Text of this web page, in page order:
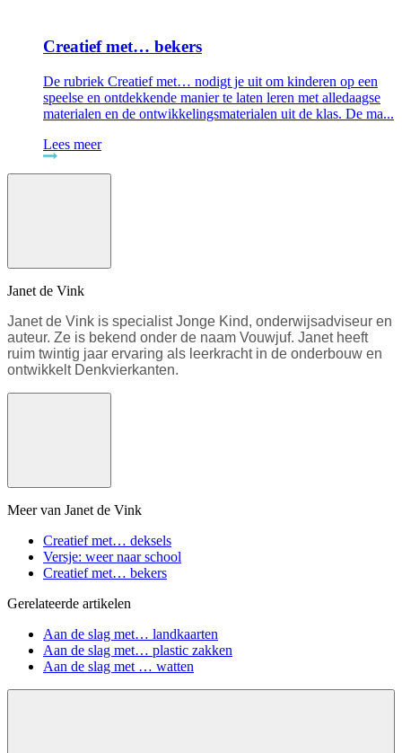
Creatief met… bekers
De rubriek Creatief met… nodigt je uit om kinderen op een
speelse en ontdekkende manier te laten leren met alledaagse
materialen en de ontwikkelingsmaterialen uit de klas. De ma...
Lees meer
Janet de Vink
Janet de Vink is specialist Jonge Kind, onderwijsadviseur en
auteur. Ze is bekend onder de naam Vouwjuf. Janet heeft
ruim twintig jaar ervaring als leerkracht in de onderbouw en
ontwikkelt Denkvierkanten.
Meer van Janet de Vink
Creatief met… deksels
Versje: weer naar school
Creatief met… bekers
Gerelateerde artikelen
Aan de slag met… landkaarten
Aan de slag met… plastic zakken
Aan de slag met … watten